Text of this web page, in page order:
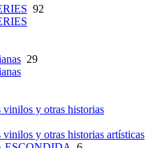
92
29
vinilos y otras historias
vinilos y otras historias artísticas